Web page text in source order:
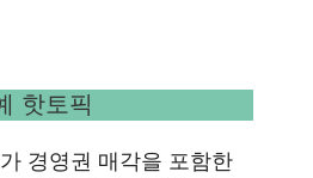
핫토픽
경영권 매각을 포함한